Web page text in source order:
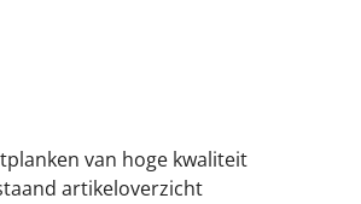
van hoge kwaliteit
artikeloverzicht